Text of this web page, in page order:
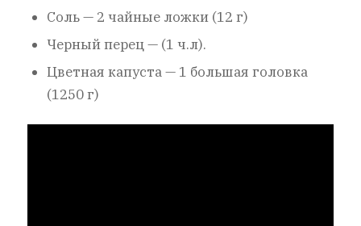
Соль — 2 чайные ложки (12 г)
Черный перец — (1 ч.л).
Цветная капуста — 1 большая головка
(1250 г)